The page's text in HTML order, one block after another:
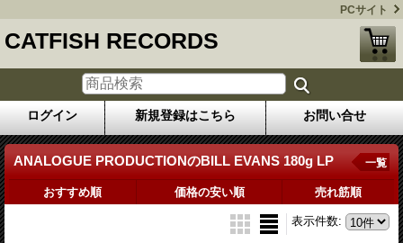
PCサイト
CATFISH RECORDS
ログイン 新規登録はこちら お問い合せ
ANALOGUE PRODUCTIONのBILL EVANS 180g LP 一覧
おすすめ順 価格の安い順 売れ筋順
表示件数: